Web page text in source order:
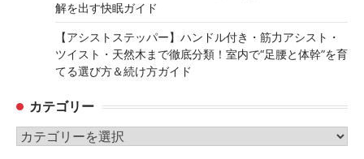
解を出す快眠ガイド
【アシストステッパー】ハンドル付き・筋力アシスト・
ツイスト・天然木まで徹底分類！室内で“足腰と体幹”を育
てる選び方＆続け方ガイド
カテゴリー
カ